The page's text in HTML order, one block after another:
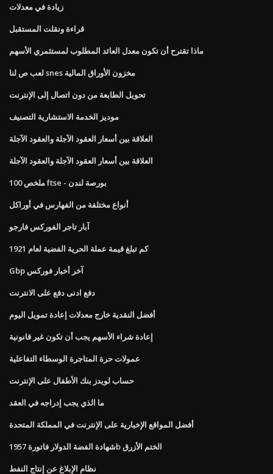
زيادة في معدلات
قراءة ونقلت المستقبل
ماذا تقترح أن تكون معدل العائد المطلوب لمستثمري الأسهم
لعب ص لنا snes مخزون الأوراق المالية
تحويل الطابعة من دون اتصال إلى الإنترنت
موديز الخدمة الاستشارية التصنيف
العلاقة بين أسعار العقود الآجلة والعقود الآجلة
العلاقة بين أسعار العقود الآجلة والعقود الآجلة
ملخص 100 ftse - بورصة لندن
أنواع مختلفة من الفهارس في أوراكل
آبار تاجر الفوركس فارجو
كم تبلغ قيمة عملة الحرية الفضية لعام 1921
Gbp آخر أخبار فوركس
دفع ادنى دفع على الانترنت
أفضل النقدية خارج معدلات إعادة تمويل اليوم
إعادة شراء الأسهم يجب أن تكون غير قانونية
عمولات حرة المتاجرة الوسطاء التفاعلية
حساب لويدز بنك الأطفال على الإنترنت
ما الذي يجب إدراجه في العقد
أفضل المواقع الإخبارية على الإنترنت في المملكة المتحدة
شهادة الفضة الدولار فاتورة 1957b الختم الأزرق
نظام الإبلاغ عن إنتاج النفط